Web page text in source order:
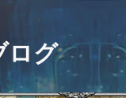
ログ